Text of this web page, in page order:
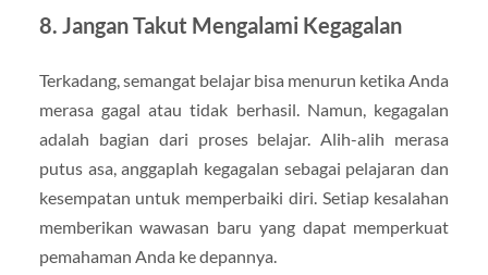
8. Jangan Takut Mengalami Kegagalan
Terkadang, semangat belajar bisa menurun ketika Anda
merasa gagal atau tidak berhasil. Namun, kegagalan
adalah bagian dari proses belajar. Alih-alih merasa
putus asa, anggaplah kegagalan sebagai pelajaran dan
kesempatan untuk memperbaiki diri. Setiap kesalahan
memberikan wawasan baru yang dapat memperkuat
pemahaman Anda ke depannya.